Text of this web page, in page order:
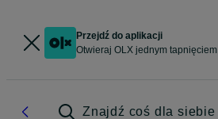
Przejdź do aplikacji
Otwieraj OLX jednym tapnięciem
Znajdź coś dla siebie